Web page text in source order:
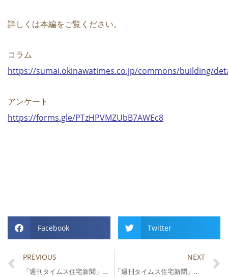
詳しくは本編をご覧ください。
コラム
https://sumai.okinawatimes.co.jp/commons/building/
アンケート
https://forms.gle/PTzHPVMZUbB7AWEc8
Facebook Twitter
Prev
PREVIOUS
「週刊タイムス住宅新聞」に第2回コラムが掲載されました。
NEXT
「週刊タイムス住宅新聞」にR65不動産コラム第4回が掲載されました。